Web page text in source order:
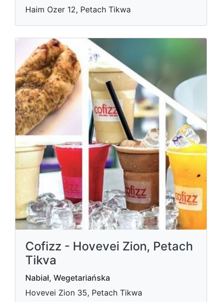
Haim Ozer 12, Petach Tikwa
Cofizz - Hovevei Zion, Petach
Tikva
Nabiał, Wegetariańska
Hovevei Zion 35, Petach Tikwa